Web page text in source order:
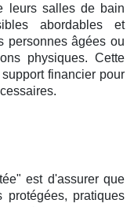
leurs salles de bain
abordables et
personnes âgées ou
physiques. Cette
financier pour
est d'assurer que
protégées, pratiques